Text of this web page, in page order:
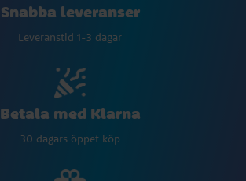
Snabba leveranser
Leveranstid 1-3 dagar
Betala med Klarna
30 dagars öppet köp